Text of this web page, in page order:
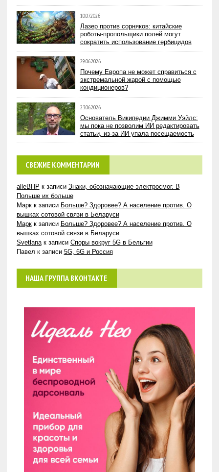
10.07.2026
Лазер против сорняков: китайские
роботы-пропольщики полей могут
сократить использование гербицидов
29.06.2026
Почему Европа не может справиться с
экстремальной жарой с помощью
кондиционеров?
23.06.2026
Основатель Википедии Джимми Уэйлс:
мы пока не позволим ИИ редактировать
статьи, из-за ИИ упала посещаемость
СВЕЖИЕ КОММЕНТАРИИ
alleBHP к записи Знаки, обозначающие электросмог. В
Польше их больше
Маркк записи Больше? Здоровее? А население против. О
вышках сотовой связи в Беларуси
Маркк записи Больше? Здоровее? А население против. О
вышках сотовой связи в Беларуси
Svetlanaк записи Споры вокруг 5G в Бельгии
Павел к записи 5G, 6G и Россия
НАША ГРУППА ВКОНТАКТЕ